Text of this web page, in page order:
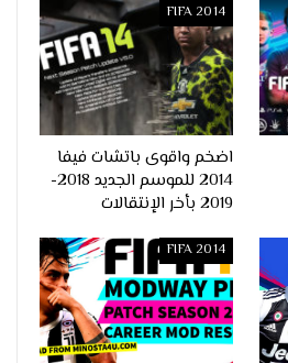
FIFA 2014
اضخم واقوى باتشات فيفا
2014 للموسم الجديد 2018-
2019 بأخر الإنتقالات
FIFA 2014